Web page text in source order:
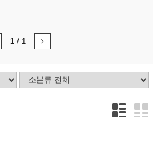
1 / 1